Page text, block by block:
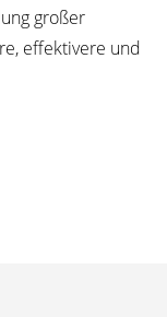
großer
effektivere und